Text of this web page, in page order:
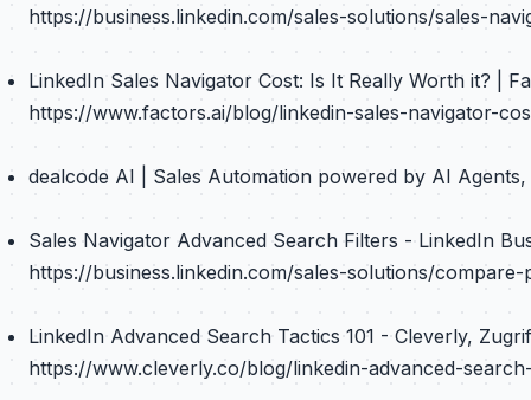
https://business.linkedin.com/sales-solutions/sales-
LinkedIn Sales Navigator Cost: Is It Really Worth it? |
https://www.factors.ai/blog/linkedin-sales-navigator-
dealcode AI | Sales Automation powered by AI
Sales Navigator Advanced Search Filters - LinkedIn
https://business.linkedin.com/sales-solutions/
LinkedIn Advanced Search Tactics 101 - Cleverly,
https://www.cleverly.co/blog/linkedin-advanced-